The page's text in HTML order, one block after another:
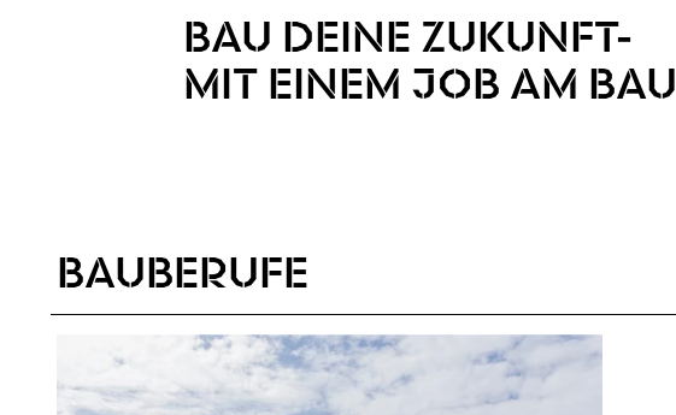
BAU DEINE ZUKUNFT-
MIT EINEM JOB AM BAU
BAUBERUFE